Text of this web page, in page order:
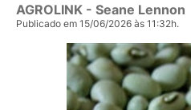
AGROLINK - Seane Lennon
Publicado em 15/06/2026 às 11:32h.